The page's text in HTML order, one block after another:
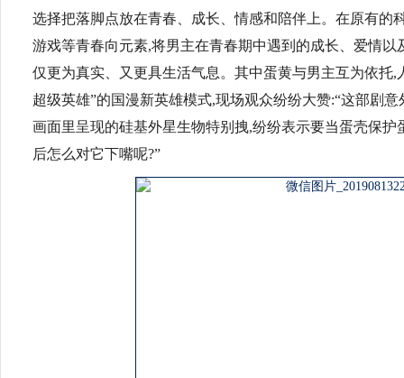
选择把落脚点放在青春、成长、情感和陪伴上。在原有的
游戏等青春向元素,将男主在青春期中遇到的成长、爱情
仅更为真实、又更具生活气息。其中蛋黄与男主互为依托
超级英雄”的国漫新英雄模式,现场观众纷纷大赞:“这部剧
画面里呈现的硅基外星生物特别拽,纷纷表示要当蛋壳保
后怎么对它下嘴呢?”